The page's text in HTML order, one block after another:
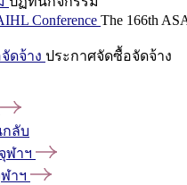
Conference The 166th
ดจ้าง ประกาศจัดซื้อจัดจ้าง
ลับ
ฬาฯ
าฯ